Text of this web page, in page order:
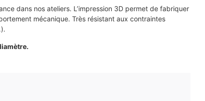
dans nos ateliers. L’impression 3D permet de fabriquer
mécanique. Très résistant aux contraintes